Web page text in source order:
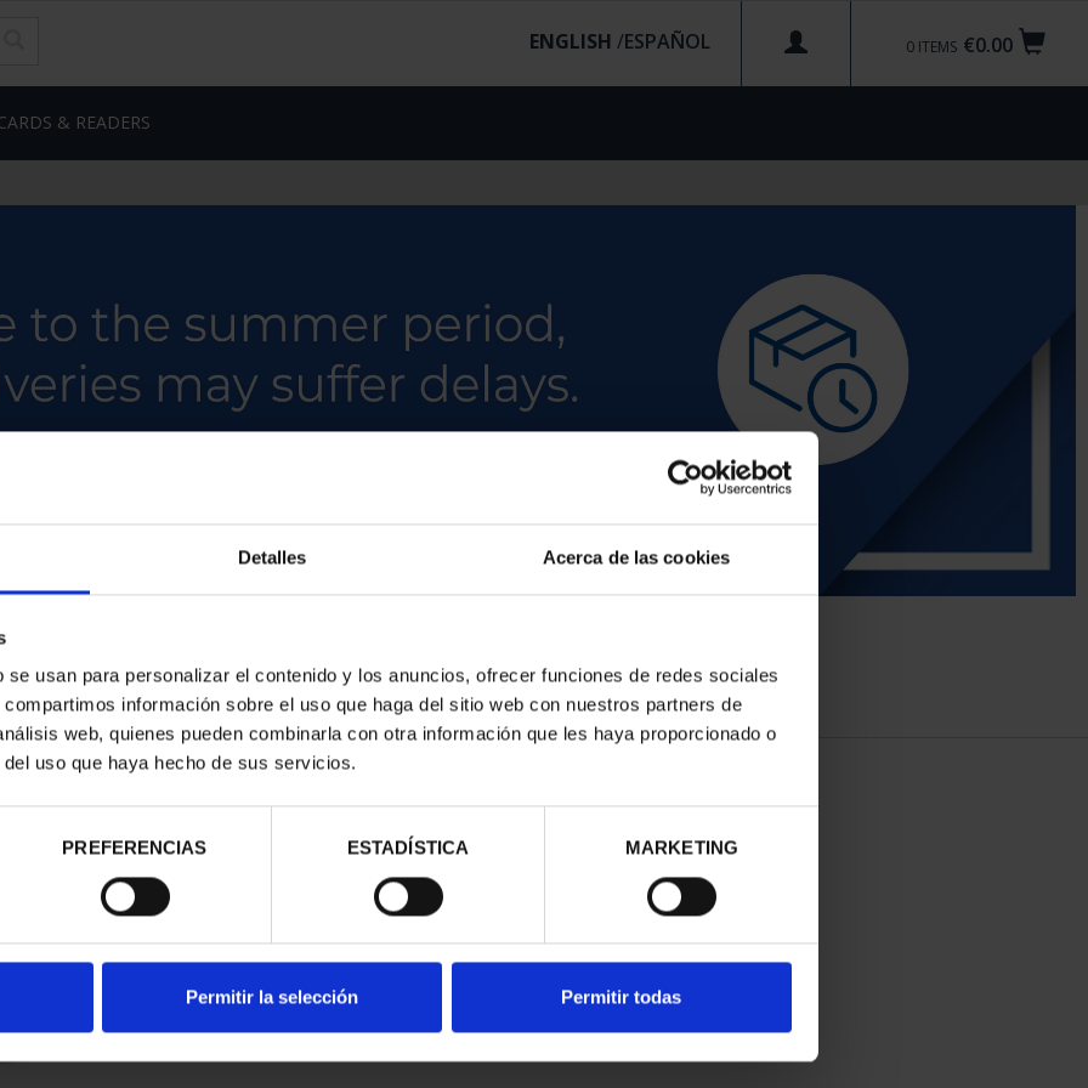
Detalles Acerca de las cookies
usan para personalizar el contenido y los anuncios, ofrecer funciones de redes sociales
información sobre el uso que haga del sitio web con nuestros partners de
web, quienes pueden combinarla con otra información que les haya proporcionado o
uso que haya hecho de sus servicios.
PREFERENCIAS ESTADÍSTICA MARKETING
Permitir la selección Permitir todas
€0.00
0 ITEMS
ENGLISH /
& READERS